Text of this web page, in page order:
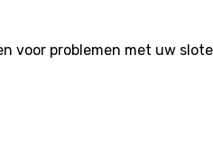
voor problemen met uw